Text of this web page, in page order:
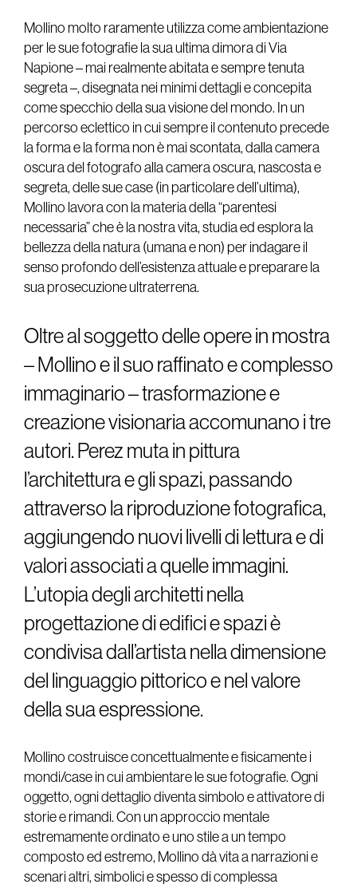
Mollino molto raramente utilizza come ambientazione
per le sue fotografie la sua ultima dimora di Via
Napione – mai realmente abitata e sempre tenuta
segreta –, disegnata nei minimi dettagli e concepita
come specchio della sua visione del mondo. In un
percorso eclettico in cui sempre il contenuto precede
la forma e la forma non è mai scontata, dalla camera
oscura del fotografo alla camera oscura, nascosta e
segreta, delle sue case (in particolare dell’ultima),
Mollino lavora con la materia della “parentesi
necessaria” che è la nostra vita, studia ed esplora la
bellezza della natura (umana e non) per indagare il
senso profondo dell’esistenza attuale e preparare la
sua prosecuzione ultraterrena.
Oltre al soggetto delle opere in mostra
– Mollino e il suo raffinato e complesso
immaginario – trasformazione e
creazione visionaria accomunano i tre
autori. Perez muta in pittura
l’architettura e gli spazi, passando
attraverso la riproduzione fotografica,
aggiungendo nuovi livelli di lettura e di
valori associati a quelle immagini.
L’utopia degli architetti nella
progettazione di edifici e spazi è
condivisa dall’artista nella dimensione
del linguaggio pittorico e nel valore
della sua espressione.
Mollino costruisce concettualmente e fisicamente i
mondi/case in cui ambientare le sue fotografie. Ogni
oggetto, ogni dettaglio diventa simbolo e attivatore di
storie e rimandi. Con un approccio mentale
estremamente ordinato e uno stile a un tempo
composto ed estremo, Mollino dà vita a narrazioni e
scenari altri, simbolici e spesso di complessa